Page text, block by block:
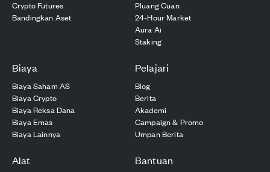
Crypto Futures
Bandingkan Aset
Pluang Cuan
24-Hour Market
Aura Ai
Staking
Biaya
Biaya Saham AS
Biaya Crypto
Biaya Reksa Dana
Biaya Emas
Biaya Lainnya
Pelajari
Blog
Berita
Akademi
Campaign & Promo
Umpan Berita
Alat Bantuan